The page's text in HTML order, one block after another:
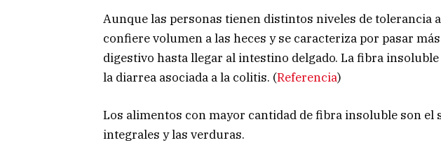
Aunque las personas tienen distintos niveles de tolerancia
confiere volumen a las heces y se caracteriza por pasar
digestivo hasta llegar al intestino delgado. La fibra
la diarrea asociada a la colitis. (Referencia)
Los alimentos con mayor cantidad de fibra insoluble son el
integrales y las verduras.